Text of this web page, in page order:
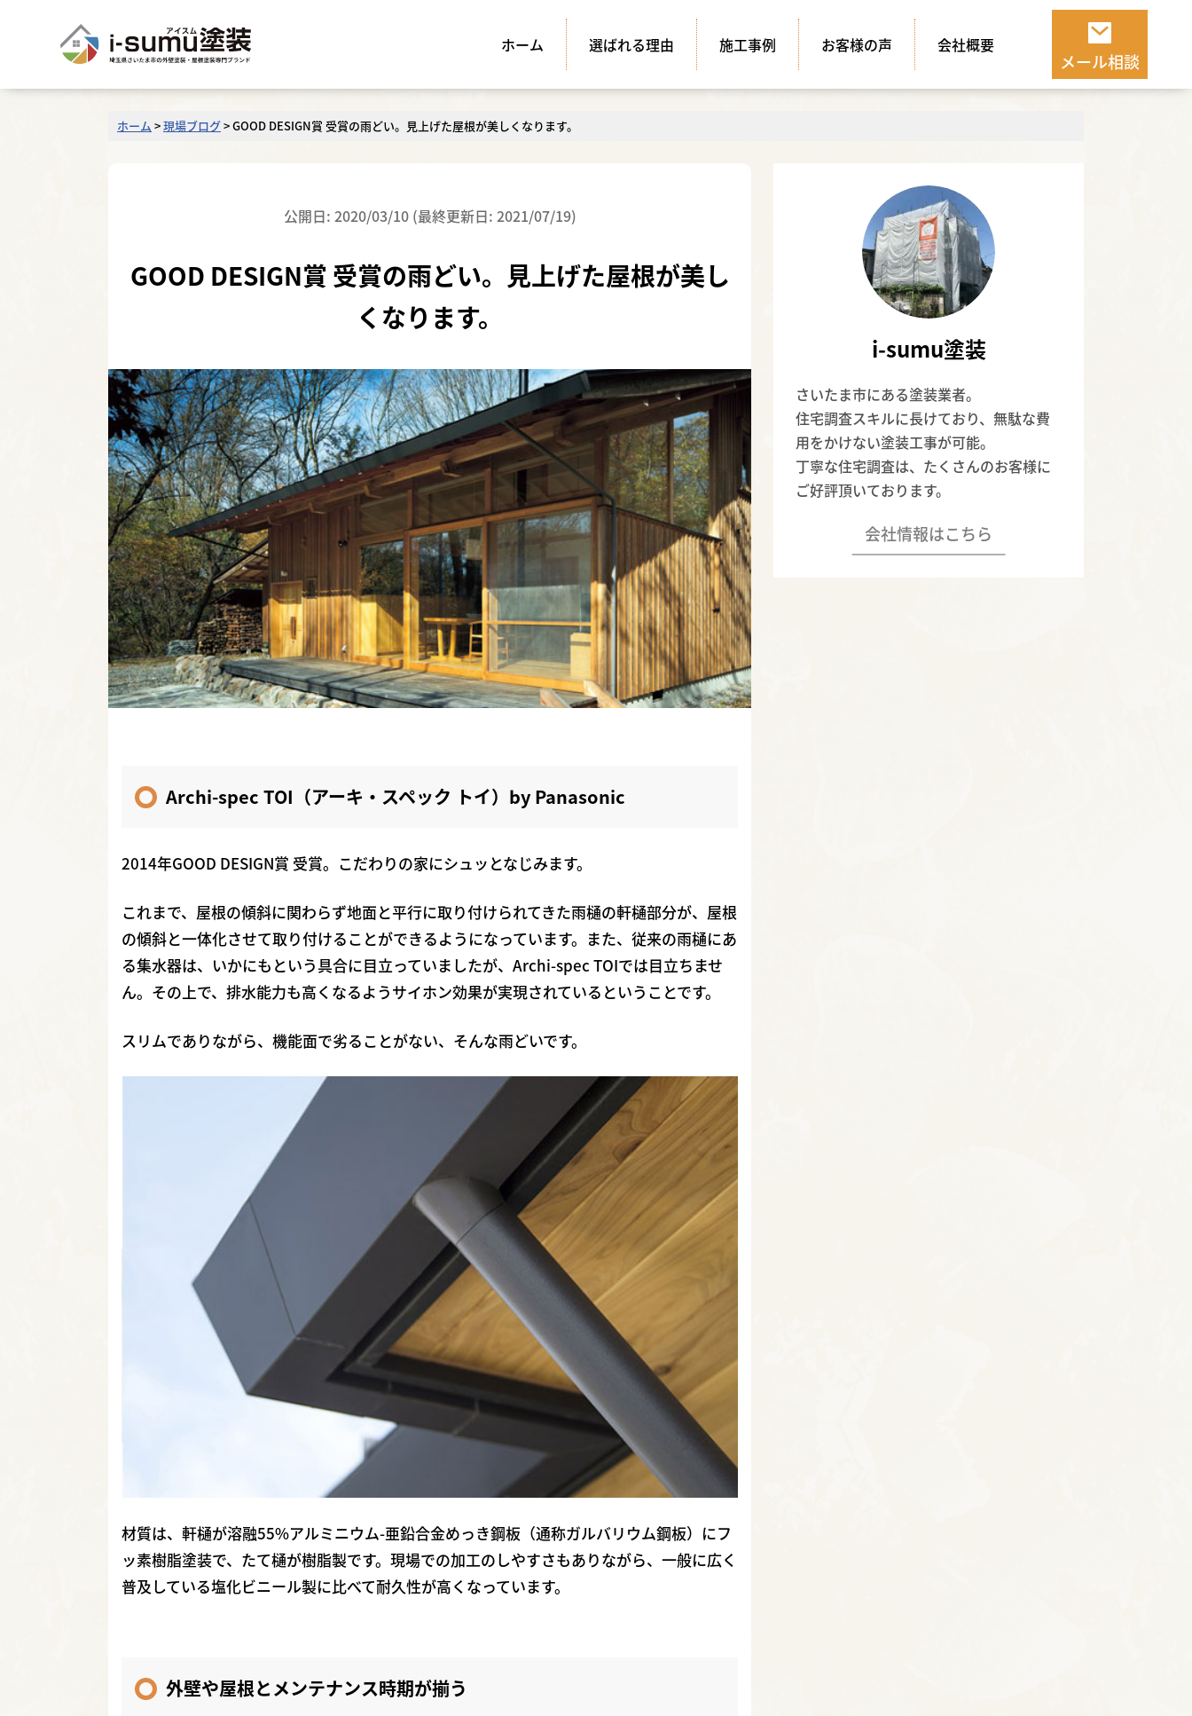
ホーム 選ばれる理由 施工事例 お客様の声 会社概要
メール相談
ホーム >現場ブログ>GOOD DESIGN賞 受賞の雨どい。見上げた屋根が美しくなります。
公開日: 2020/03/10 (最終更新日: 2021/07/19)
GOOD DESIGN賞 受賞の雨どい。見上げた屋根が美し
くなります。
Archi-spec TOI（アーキ・スペック トイ）by Panasonic
2014年GOOD DESIGN賞 受賞。こだわりの家にシュッとなじみます。
これまで、屋根の傾斜に関わらず地面と平行に取り付けられてきた雨樋の軒樋部分が、屋根
の傾斜と一体化させて取り付けることができるようになっています。また、従来の雨樋にあ
る集水器は、いかにもという具合に目立っていましたが、Archi-spec TOIでは目立ちませ
ん。その上で、排水能力も高くなるようサイホン効果が実現されているということです。
スリムでありながら、機能面で劣ることがない、そんな雨どいです。
材質は、軒樋が溶融55%アルミニウム-亜鉛合金めっき鋼板（通称ガルバリウム鋼板）にフ
ッ素樹脂塗装で、たて樋が樹脂製です。現場での加工のしやすさもありながら、一般に広く
普及している塩化ビニール製に比べて耐久性が高くなっています。
外壁や屋根とメンテナンス時期が揃う
i-sumu塗装
さいたま市にある塗装業者。
住宅調査スキルに長けており、無駄な費
用をかけない塗装工事が可能。
丁寧な住宅調査は、たくさんのお客様に
ご好評頂いております。
会社情報はこちら